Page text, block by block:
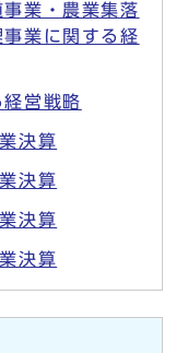
業・農業集落
業に関する経
営戦略
決算
決算
決算
決算